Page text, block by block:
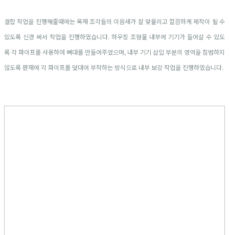
결합 작업을 진행해줄때에는 목재 조각들의 이음새가 잘 맞물리고 깔끔하게 제작이 될 수
있도록 신경 써서 작업을 진행하였습니다. 하우징 조형물 내부에 기기가 들어살 수 있도
록 각 파이프를 사용하여 뼈대를 만들어주었으며, 내부 기기 삽입 부분의 영역을 침범하지
않도록 판재에 각 파이프를 덧대어 부착하는 방식으로 내부 보강 작업을 진행하였습니다.